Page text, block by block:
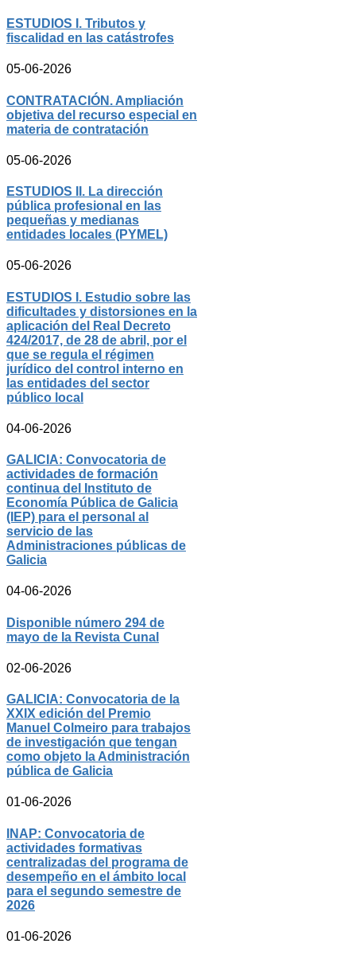
ESTUDIOS I. Tributos y
fiscalidad en las catástrofes
05-06-2026
CONTRATACIÓN. Ampliación
objetiva del recurso especial en
materia de contratación
05-06-2026
ESTUDIOS II. La dirección
pública profesional en las
pequeñas y medianas
entidades locales (PYMEL)
05-06-2026
ESTUDIOS I. Estudio sobre las
dificultades y distorsiones en la
aplicación del Real Decreto
424/2017, de 28 de abril, por el
que se regula el régimen
jurídico del control interno en
las entidades del sector
público local
04-06-2026
GALICIA: Convocatoria de
actividades de formación
continua del Instituto de
Economía Pública de Galicia
(IEP) para el personal al
servicio de las
Administraciones públicas de
Galicia
04-06-2026
Disponible número 294 de
mayo de la Revista Cunal
02-06-2026
GALICIA: Convocatoria de la
XXIX edición del Premio
Manuel Colmeiro para trabajos
de investigación que tengan
como objeto la Administración
pública de Galicia
01-06-2026
INAP: Convocatoria de
actividades formativas
centralizadas del programa de
desempeño en el ámbito local
para el segundo semestre de
2026
01-06-2026